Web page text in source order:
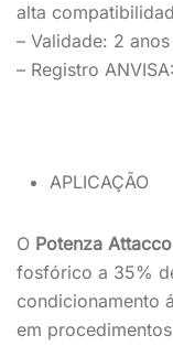
alta
– Validade: 2
– Registro
APLICAÇÃO
O Potenza
fosfórico a 35%
condicionamento
em